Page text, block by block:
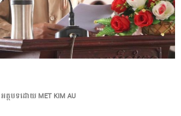
អត្ថបទដោយ MET KIM AU